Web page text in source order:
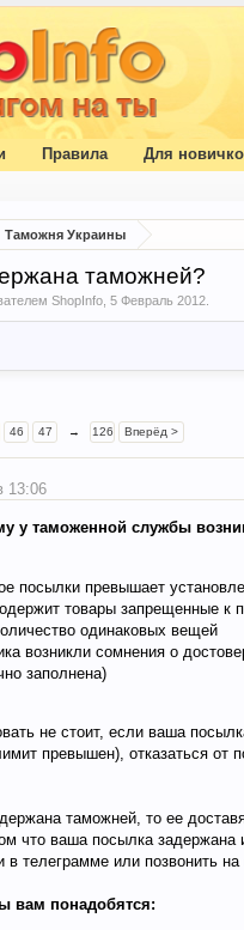
Таможня Украины
таможней?
ShopInfo ,5 Февраль 2012
46 47 → 126 Вперёд >
13:06
у таможенной службы
посылки превышает
товары запрещенные к
одинаковых вещей
возникли сомнения о
заполнена)
не стоит, если ваша
превышен), отказаться от
таможней, то ее
что ваша посылка
в телеграмме или позвонить
вам понадобятся:
Правила Для